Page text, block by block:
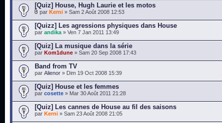
[Quiz] House, Hugh Laurie et les motos
par Kerni » Sam 2 Août 2008 12:53
[Quizz] Les agressions physiques dans House
par andika » Ven 7 Jan 2011 13:49
[Quiz] La musique dans la série
par Kom1dune » Sam 20 Sep 2008 17:43
Band from TV
par Alienor » Dim 19 Oct 2008 15:39
[Quiz] House et les femmes
par cosette » Mar 30 Août 2011 21:28
[Quiz] Les cannes de House au fil des saisons
par Kerni » Sam 23 Août 2008 21:05